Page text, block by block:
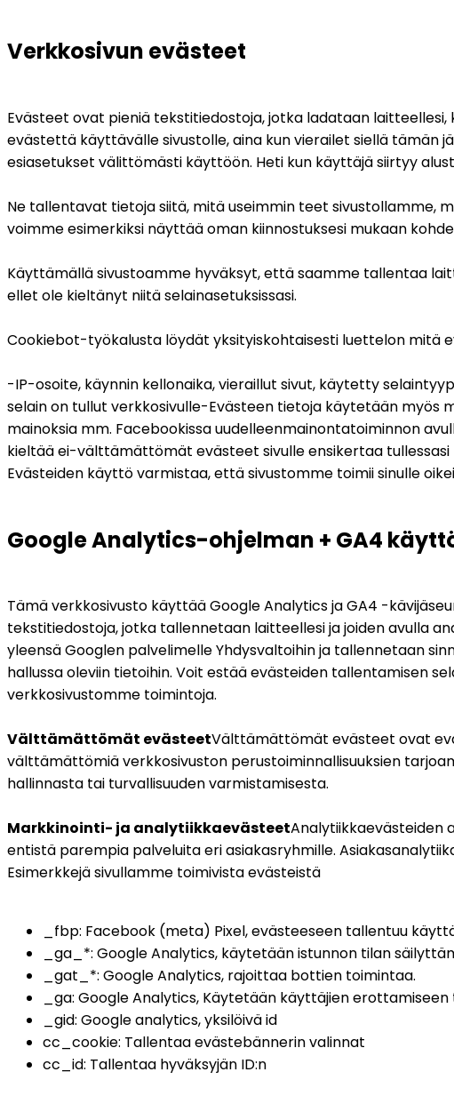
Verkkosivun evästeet
Evästeet ovat pieniä tekstitiedostoja, jotka ladataan
evästettä käyttävälle sivustolle, aina kun vierailet siellä tämän
esiasetukset välittömästi käyttöön. Heti kun käyttäjä siirtyy
Ne tallentavat tietoja siitä, mitä useimmin teet sivustollamme,
voimme esimerkiksi näyttää oman kiinnostuksesi mukaan
Käyttämällä sivustoamme hyväksyt, että saamme tallentaa
ellet ole kieltänyt niitä selainasetuksissasi.
Cookiebot-työkalusta löydät yksityiskohtaisesti luettelon mitä
-IP-osoite, käynnin kellonaika, vieraillut sivut, käytetty
selain on tullut verkkosivulle-Evästeen tietoja käytetään myös
mainoksia mm. Facebookissa uudelleenmainontatoiminnon
kieltää ei-välttämättömät evästeet sivulle ensikertaa
Evästeiden käyttö varmistaa, että sivustomme toimii sinulle
Google Analytics-ohjelman + GA4
Tämä verkkosivusto käyttää Google Analytics ja GA4 -
tekstitiedostoja, jotka tallennetaan laitteellesi ja joiden avulla
yleensä Googlen palvelimelle Yhdysvaltoihin ja tallennetaan
hallussa oleviin tietoihin. Voit estää evästeiden tallentamisen
verkkosivustomme toimintoja.
Välttämättömät evästeetVälttämättömät evästeet ovat
välttämättömiä verkkosivuston perustoiminnallisuuksien
hallinnasta tai turvallisuuden varmistamisesta.
Markkinointi- ja analytiikkaevästeetAnalytiikkaevästeiden
entistä parempia palveluita eri asiakasryhmille.
Esimerkkejä sivullamme toimivista evästeistä
_fbp: Facebook (meta) Pixel, evästeeseen tallentuu
_ga_*: Google Analytics, käytetään istunnon tilan
_gat_*: Google Analytics, rajoittaa bottien toimintaa.
_ga: Google Analytics, Käytetään käyttäjien erottamiseen
_gid: Google analytics, yksilöivä id
cc_cookie: Tallentaa evästebännerin valinnat
cc_id: Tallentaa hyväksyjän ID:n